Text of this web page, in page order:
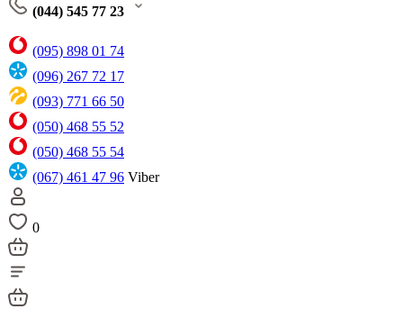
(044) 545 77 23
(095) 898 01 74
(096) 267 72 17
(093) 771 66 50
(050) 468 55 52
(050) 468 55 54
(067) 461 47 96 Viber
0